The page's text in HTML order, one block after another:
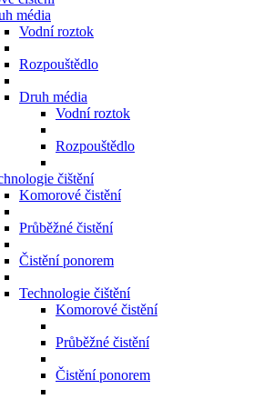
média
Vodní roztok
Rozpouštědlo
Druh média
Vodní roztok
Rozpouštědlo
čištění
Komorové čistění
Průběžné čistění
Čistění ponorem
Technologie čištění
Komorové čistění
Průběžné čistění
Čistění ponorem